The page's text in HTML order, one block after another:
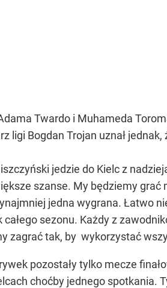
Twardo i Muhameda
ligi Bogdan Trojan uznał
jedzie do Kielc z
szanse. My będziemy
jedna wygrana. Łatwo
sezonu. Każdy z
zagrać tak, by wykorzystać
pozostały tylko mecze
choćby jednego